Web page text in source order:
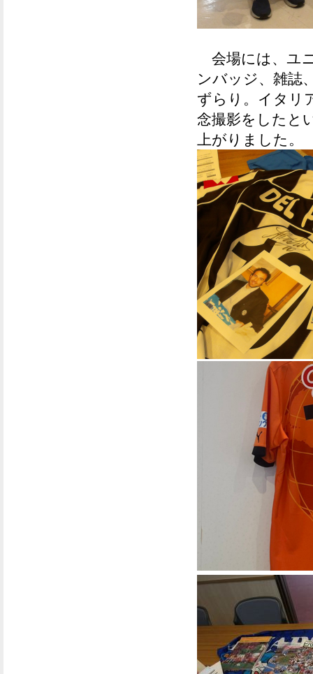
会場には、ユ
ンバッジ、雑誌
ずらり。イタリ
念撮影をしたと
上がりました。